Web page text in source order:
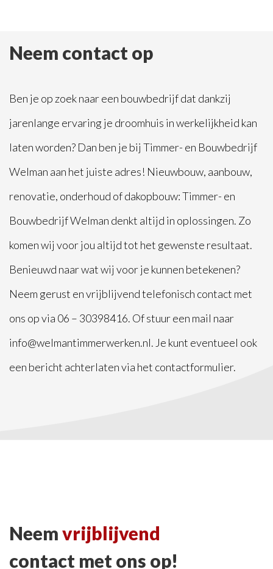
Neem contact op
Ben je op zoek naar een bouwbedrijf dat dankzij
jarenlange ervaring je droomhuis in werkelijkheid kan
laten worden? Dan ben je bij Timmer- en Bouwbedrijf
Welman aan het juiste adres! Nieuwbouw, aanbouw,
renovatie, onderhoud of dakopbouw: Timmer- en
Bouwbedrijf Welman denkt altijd in oplossingen. Zo
komen wij voor jou altijd tot het gewenste resultaat.
Benieuwd naar wat wij voor je kunnen betekenen?
Neem gerust en vrijblijvend telefonisch contact met
ons op via 06 – 30398416. Of stuur een mail naar
info@welmantimmerwerken.nl. Je kunt eventueel ook
een bericht achterlaten via het contactformulier.
Neemvrijblijvend
contact met ons op!